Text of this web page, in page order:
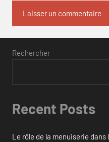
Rechercher
Recent Posts
Le rôle de la menuiserie dans